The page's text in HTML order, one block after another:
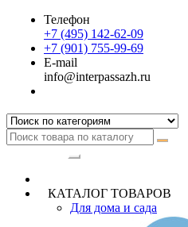
Телефон
+7 (495) 142-62-09
+7 (901) 755-99-69
E-mail
info@interpassazh.ru
КАТАЛОГ ТОВАРОВ
Для дома и сада